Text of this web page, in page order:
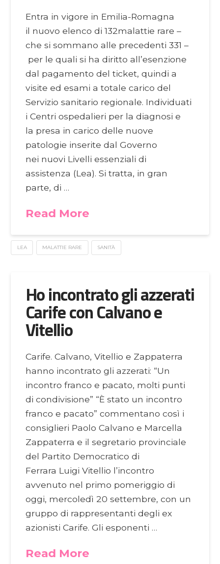
Entra in vigore in Emilia-Romagna
il nuovo elenco di 132malattie rare –
che si sommano alle precedenti 331 –
per le quali si ha diritto all’esenzione
dal pagamento del ticket, quindi a
visite ed esami a totale carico del
Servizio sanitario regionale. Individuati
i Centri ospedalieri per la diagnosi e
la presa in carico delle nuove
patologie inserite dal Governo
nei nuovi Livelli essenziali di
assistenza (Lea). Si tratta, in gran
parte, di …
Read More
LEA MALATTIE RARE SANITÀ
Ho incontrato gli azzerati
Carife con Calvano e
Vitellio
Carife. Calvano, Vitellio e Zappaterra
hanno incontrato gli azzerati: “Un
incontro franco e pacato, molti punti
di condivisione” “È stato un incontro
franco e pacato” commentano così i
consiglieri Paolo Calvano e Marcella
Zappaterra e il segretario provinciale
del Partito Democratico di
Ferrara Luigi Vitellio l’incontro
avvenuto nel primo pomeriggio di
oggi, mercoledì 20 settembre, con un
gruppo di rappresentanti degli ex
azionisti Carife. Gli esponenti …
Read More